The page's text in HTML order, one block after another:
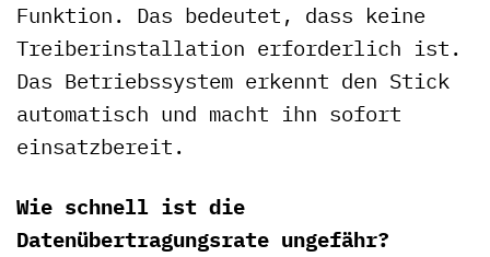
Funktion. Das bedeutet, dass keine
Treiberinstallation erforderlich ist.
Das Betriebssystem erkennt den Stick
automatisch und macht ihn sofort
einsatzbereit.
Wie schnell ist die
Datenübertragungsrate ungefähr?